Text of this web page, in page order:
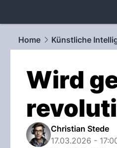
Home
Künstliche
Wird
Christian Stede
17.03.2026 -